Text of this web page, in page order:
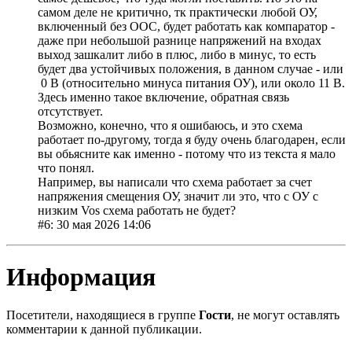
самом деле не критично, тк практически любой ОУ,
включенный без ООС, будет работать как компаратор -
даже при небольшой разнице напряжений на входах
выход зашкалит либо в плюс, либо в минус, то есть
будет два устойчивых положения, в данном случае - или
0 В (относительно минуса питания ОУ), или около 11 В.
Здесь именно такое включение, обратная связь
отсутствует.
Возможно, конечно, что я ошибаюсь, и это схема
работает по-другому, тогда я буду очень благодарен, если
вы обьясните как именно - потому что из текста я мало
что понял.
Например, вы написали что схема работает за счет
напряжения смещения ОУ, значит ли это, что с ОУ с
низким Vos схема работать не будет?
#6: 30 мая 2026 14:06
Информация
Посетители, находящиеся в группе Гости, не могут оставлять
комментарии к данной публикации.